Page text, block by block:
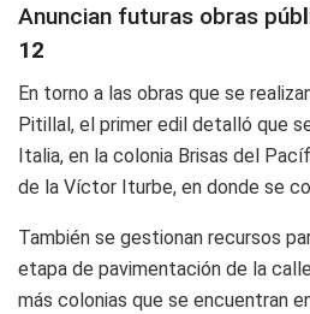
Anuncian futuras obras púb
12
En torno a las obras que se
Pitillal, el primer edil detalló que
Italia, en la colonia Brisas del
de la Víctor Iturbe, en donde se
También se gestionan recursos
etapa de pavimentación de la
más colonias que se encuentran